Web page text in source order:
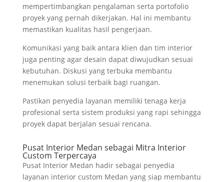
mempertimbangkan pengalaman serta portofolio
proyek yang pernah dikerjakan. Hal ini membantu
memastikan kualitas hasil pengerjaan.
Komunikasi yang baik antara klien dan tim interior
juga penting agar desain dapat diwujudkan sesuai
kebutuhan. Diskusi yang terbuka membantu
menemukan solusi terbaik bagi ruangan.
Pastikan penyedia layanan memiliki tenaga kerja
profesional serta sistem produksi yang rapi sehingga
proyek dapat berjalan sesuai rencana.
Pusat Interior Medan sebagai Mitra Interior
Custom Terpercaya
Pusat Interior Medan hadir sebagai penyedia
layanan interior custom Medan yang siap membantu